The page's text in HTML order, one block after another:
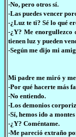
-No, pero otros sí.
-Las puedes vencer
-¿Luz te ti? Sé lo qué
-¿Y? Me enorgullezco
tienen luz y pueden
-Según me dijo mi
Mi padre me miró y
-Por qué hacerte más
-No entiendo.
-Los demonios
-Sí, hemos ido a
-¿Y? Coméntame.
-Me pareció extraño